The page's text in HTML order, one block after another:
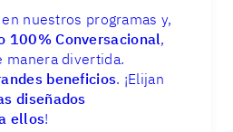
nuestros programas y,
100% Conversacional,
manera divertida.
beneficios. ¡Elijan
diseñados
ellos!